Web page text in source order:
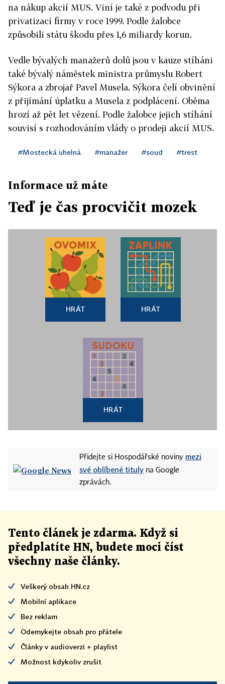
na nákup akcií MUS. Viní je také z podvodu při
privatizaci firmy v roce 1999. Podle žalobce
způsobili státu škodu přes 1,6 miliardy korun.
Vedle bývalých manažerů dolů jsou v kauze stíháni
také bývalý náměstek ministra průmyslu Robert
Sýkora a zbrojař Pavel Musela. Sýkora čelí obvinění
z přijímání úplatku a Musela z podplácení. Oběma
hrozí až pět let vězení. Podle žalobce jejich stíhání
souvisí s rozhodováním vlády o prodeji akcií MUS.
#Mostecká uhelná #manažer #soud #trest
Informace už máte
Teď je čas procvičit mozek
HRÁT HRÁT
HRÁT
Přidejte si Hospodářské noviny mezi
své oblíbené tituly na Google
zprávách.
Tento článek je zdarma. Když si
předplatíte HN, budete moci číst
všechny naše články.
Veškerý obsah HN.cz
Mobilní aplikace
Bez reklam
Odemykejte obsah pro přátele
Články v audioverzi + playlist
Možnost kdykoliv zrušit